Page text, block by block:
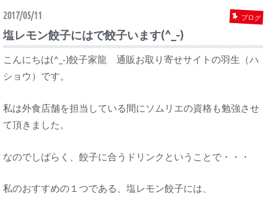
2017/05/11 ブログ
塩レモン餃子にはで餃子います(^_-)
こんにちは(^_-)餃子家龍 通販お取り寄せサイトの羽生（ハ
ショウ）です。
私は外食店舗を担当している間にソムリエの資格も勉強させ
て頂きました。
なのでしばらく、餃子に合うドリンクということで・・・
私のおすすめの１つである、塩レモン餃子には、